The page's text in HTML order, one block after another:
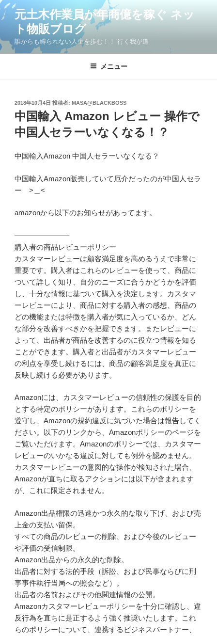
コ
ン
ン
ツ
元土木作業員が年商億を稼ぐ ネッ
ト物販ブログ
誰からも縛られない人生を歩む！！ 行く我が道
メニュー
投
日:
2018年10月4日 投稿者: MASA@BLACKBOSS
中国輸入 Amazon レビュー 操作で
中国人セラーいなくなる！？
中国輸入Amazon 中国人セラーいなくなる？
中国輸入Amazon販売していて厄介だったのが中国人セラ
ー >＿<
amazonから以下のお知らせがあってます。
———————–
購入者の商品レビューポリシー
カスタマーレビューは顧客満足度を高めるうえで非常に
重要です。購入者はこれらのレビューを使って、商品に
ついて詳しく知り、自分のニーズに合うかどうかを評価
し、十分な情報に基づいて購入を決定します。カスタマ
ーレビューにより、商品に対する購入者の感想、商品の
どの機能または特徴を購入者が気に入っているか、どん
な部分を改善すべきかを把握できます。またレビューに
よって、出品者が商品を改善するのに役立つ情報を知る
ことができます。購入者と出品者がカスタマーレビュー
の利点を享受し続けるには、商品の顧客満足度を真正に
反映し続ける必要があります。
Amazonには、カスタマーレビューの信頼性の保護を目的
とする特定のポリシーがあります。これらのポリシーを
遵守し、Amazonの規約違反に気づいた場合は報告してく
ださい。以下のリンクから、Amazonポリシーのページを
ご覧いただけます。Amazonのポリシーでは、カスタマー
レビューのいかなる違反に対しても例外を認めません。
カスタマーレビューの意図的な操作が検知された場合、
Amazonが直ちに取るアクションには以下が含まれます
が、これに限定されません。
Amazon出品権限の迅速かつ永久的な取り下げ、および売
上金の支払い留保。
すべての商品のレビューの削除、および今後のレビュー
や評価の受信制限。
Amazon出品からの永久的な削除。
出品者に対する法的手段（訴訟、および民事ならびに刑
事事件執行当局への照会など）。
出品者の名前およびその他関連情報の公開。
Amazonカスタマーレビューポリシーを十分に確認し、違
反行為を直ちに是正するよう強く推奨いたします。これ
らのポリシーについて、連携するビジネスパートナー、